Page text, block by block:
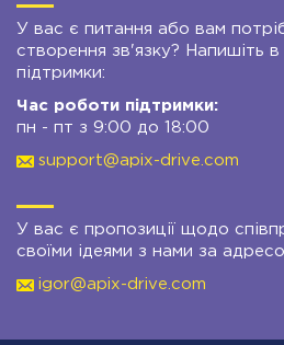
У вас є питання або вам
створення зв'язку? Напишіть
підтримки:
Час роботи підтримки:
пн - пт з 9:00 до 18:00
support@apix-drive.com
У вас є пропозиції щодо
своїми ідеями з нами за
igor@apix-drive.com